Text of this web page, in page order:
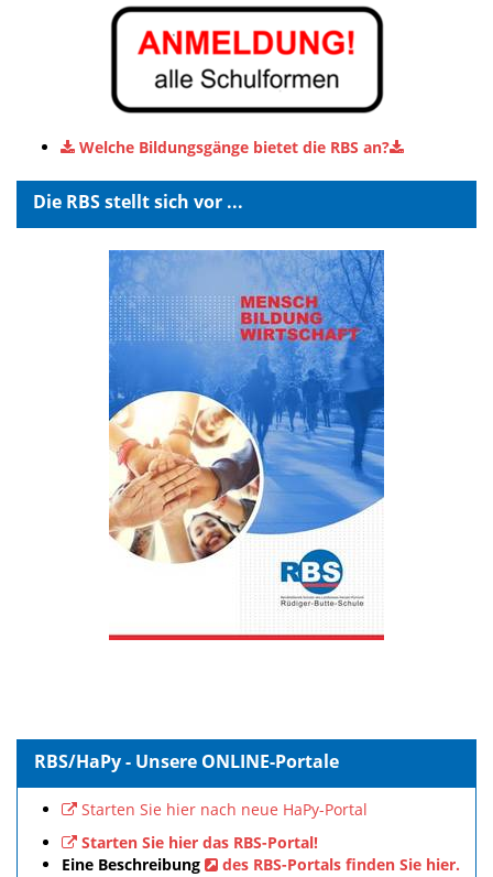
Welche Bildungsgänge bietet die RBS an?
Die RBS stellt sich vor ...
RBS/HaPy - Unsere ONLINE-Portale
Starten Sie hier nach neue HaPy-Portal
Starten Sie hier das RBS-Portal!
Eine Beschreibung
des RBS-Portals finden Sie hier.